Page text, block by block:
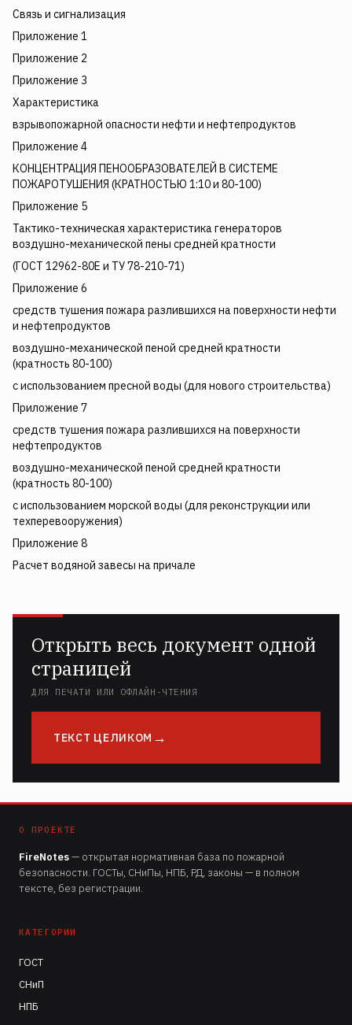
Связь и сигнализация
Приложение 1
Приложение 2
Приложение 3
Характеристика
взрывопожарной опасности нефти и нефтепродуктов
Приложение 4
КОНЦЕНТРАЦИЯ ПЕНООБРАЗОВАТЕЛЕЙ В СИСТЕМЕ
ПОЖАРОТУШЕНИЯ (КРАТНОСТЬЮ 1:10 и 80-100)
Приложение 5
Тактико-техническая характеристика генераторов
воздушно-механической пены средней кратности
(ГОСТ 12962-80Е и ТУ 78-210-71)
Приложение 6
средств тушения пожара разлившихся на поверхности нефти
и нефтепродуктов
воздушно-механической пеной средней кратности
(кратность 80-100)
с использованием пресной воды (для нового строительства)
Приложение 7
средств тушения пожара разлившихся на поверхности
нефтепродуктов
воздушно-механической пеной средней кратности
(кратность 80-100)
с использованием морской воды (для реконструкции или
техперевооружения)
Приложение 8
Расчет водяной завесы на причале
Открыть весь документ одной
страницей
ДЛЯ ПЕЧАТИ ИЛИ ОФЛАЙН-ЧТЕНИЯ
ТЕКСТ ЦЕЛИКОМ
О ПРОЕКТЕ
FireNotes— открытая нормативная база по пожарной
безопасности. ГОСТы, СНиПы, НПБ, РД, законы — в полном
тексте, без регистрации.
КАТЕГОРИИ
ГОСТ
СНиП
НПБ